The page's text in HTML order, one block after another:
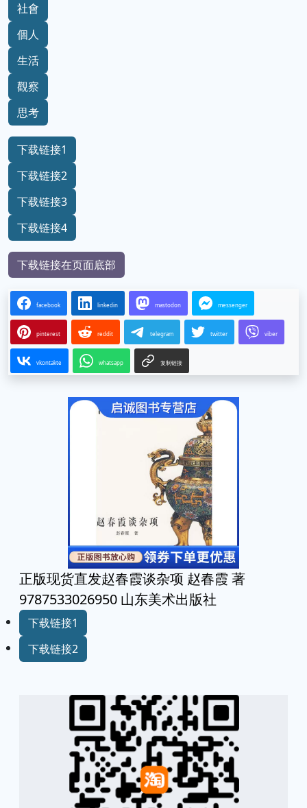
社會
個人
生活
觀察
思考
下载链接1
下载链接2
下载链接3
下载链接4
下载链接在页面底部
facebook linkedin mastodon messenger
pinterest reddit telegram twitter viber
vkontakte whatsapp 复制链接
正版现货直发赵春霞谈杂项 赵春霞 著
9787533026950 山东美术出版社
下载链接1
下载链接2